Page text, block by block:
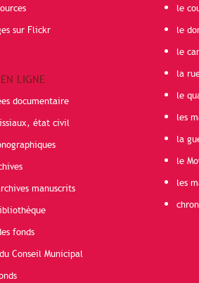
sur Flickr
LIGNE
documentaire
état civil
manuscrits
fonds
Conseil Municipal
le
le
le
la
le
les
la
le
les